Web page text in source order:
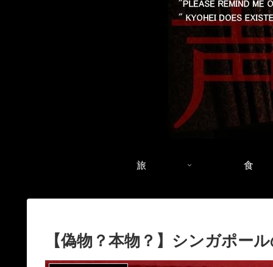
旅 食
【偽物？本物？】シンガポー